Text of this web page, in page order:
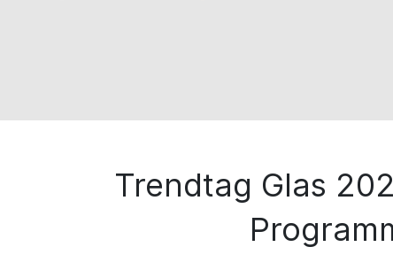
Trendtag Glas